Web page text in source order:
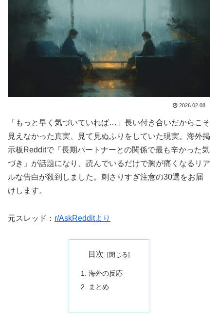
2026.02.08
「もっと早く気づいていれば…」長い付き合いだからこそ
見えなかった真実、見て見ぬふりをしていた現実。海外掲
示板Redditで「長期パートナーとの関係で最も辛かった気
づき」が話題になり、読んでいるだけで胸が痛くなるリア
ルな告白が殺到しました。刺さりすぎ注意の30選をお届
けします。
元スレッド： r/AskRedditより
目次
海外の反応
まとめ